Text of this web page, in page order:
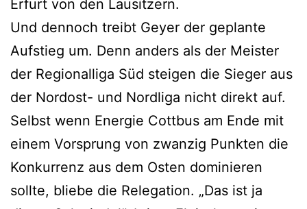
Erfurt von den Lausitzern.
Und dennoch treibt Geyer der geplante
Aufstieg um. Denn anders als der Meister
der Regionalliga Süd steigen die Sieger aus
der Nordost- und Nordliga nicht direkt auf.
Selbst wenn Energie Cottbus am Ende mit
einem Vorsprung von zwanzig Punkten die
Konkurrenz aus dem Osten dominieren
sollte, bliebe die Relegation. „Das ist ja